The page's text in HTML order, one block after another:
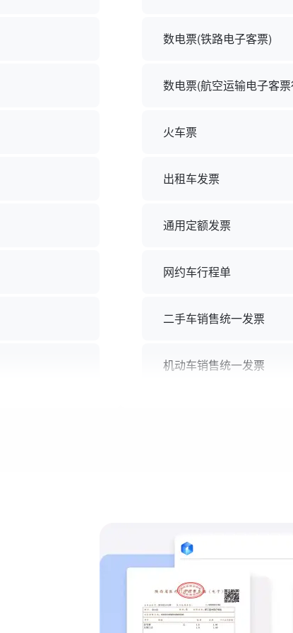
数电票(铁路电子客票)
数电票(航空运输电子客
火车票
出租车发票
通用定额发票
网约车行程单
二手车销售统一发票
机动车销售统一发票
旅客运输发票
停车费发票